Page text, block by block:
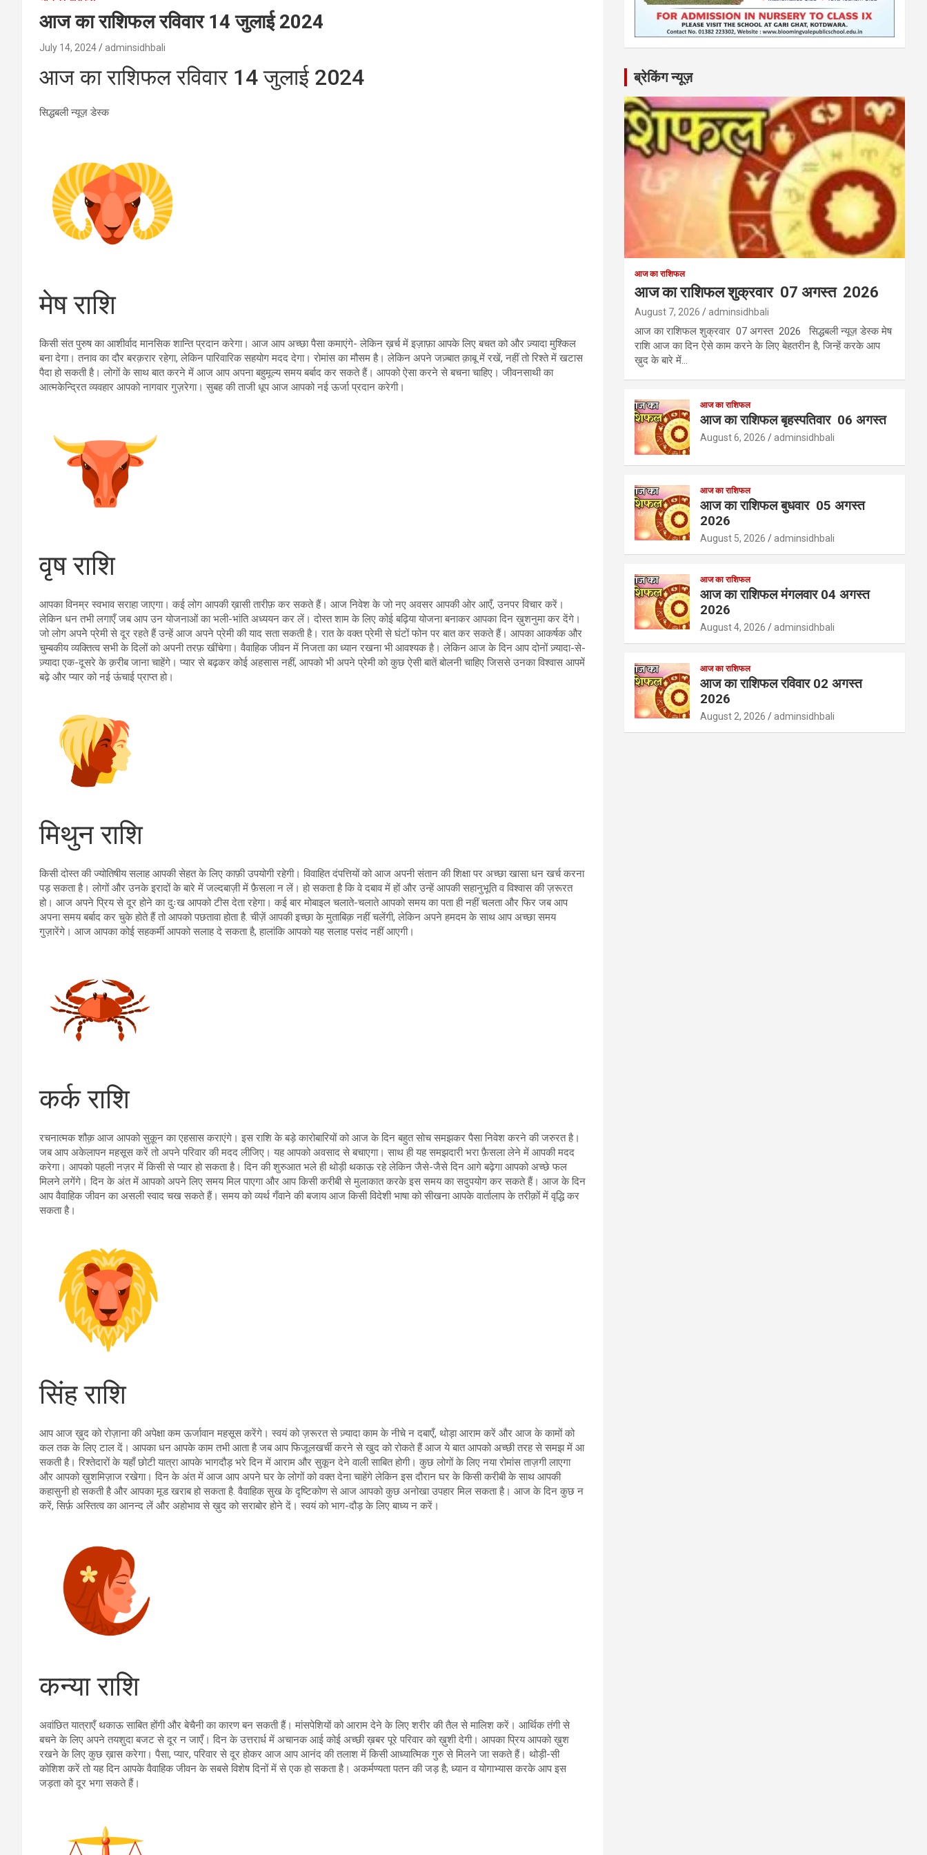
आज का राशिफल रविवार 14 जुलाई 2024
July 14, 2024 adminsidhbali
आज का राशिफल रविवार 14 जुलाई 2024
सिद्धबली न्यूज़ डेस्क
मेष राशि
किसी संत पुरुष का आशीर्वाद मानसिक शान्ति प्रदान करेगा। आज आप अच्छा पैसा कमाएंगे- लेकिन ख़र्च में इज़ाफ़ा आपके लिए बचत को और ज़्यादा मुश्किल
बना देगा। तनाव का दौर बरक़रार रहेगा, लेकिन पारिवारिक सहयोग मदद देगा। रोमांस का मौसम है। लेकिन अपने जज़्बात क़ाबू में रखें, नहीं तो रिश्ते में खटास
पैदा हो सकती है। लोगों के साथ बात करने में आज आप अपना बहुमूल्य समय बर्बाद कर सकते हैं। आपको ऐसा करने से बचना चाहिए। जीवनसाथी का
आत्मकेन्द्रित व्यवहार आपको नागवार गुज़रेगा। सुबह की ताजी धूप आज आपको नई ऊर्जा प्रदान करेगी।
वृष राशि
आपका विनम्र स्वभाव सराहा जाएगा। कई लोग आपकी ख़ासी तारीफ़ कर सकते हैं। आज निवेश के जो नए अवसर आपकी ओर आएँ, उनपर विचार करें।
लेकिन धन तभी लगाएँ जब आप उन योजनाओं का भली-भांति अध्ययन कर लें। दोस्त शाम के लिए कोई बढ़िया योजना बनाकर आपका दिन ख़ुशनुमा कर देंगे।
जो लोग अपनेे प्रेमी से दूर रहते हैं उन्हें आज अपने प्रेमी की याद सता सकती है। रात के वक्त प्रेमी से घंटों फोन पर बात कर सकते हैं। आपका आकर्षक और
चुम्बकीय व्यक्तित्व सभी के दिलों को अपनी तरफ़ खींचेगा। वैवाहिक जीवन में निजता का ध्यान रखना भी आवश्यक है। लेकिन आज के दिन आप दोनों ज़्यादा-से-
ज़्यादा एक-दूसरे के क़रीब जाना चाहेंगे। प्यार से बढ़कर कोई अहसास नहीं, आपको भी अपने प्रेमी को कुछ ऐसी बातें बोलनी चाहिए जिससे उनका विश्वास आपमें
बढ़े और प्यार को नई ऊंचाई प्राप्त हो।
मिथुन राशि
किसी दोस्त की ज्योतिषीय सलाह आपकी सेहत के लिए काफ़ी उपयोगी रहेगी। विवाहित दंपत्तियों को आज अपनी संतान की शिक्षा पर अच्छा खासा धन खर्च करना
पड़ सकता है। लोगों और उनके इरादों के बारे में जल्दबाज़ी में फ़ैसला न लें। हो सकता है कि वे दबाव में हों और उन्हें आपकी सहानुभूति व विश्वास की ज़रूरत
हो। आज अपने प्रिय से दूर होने का दुःख आपको टीस देता रहेगा। कई बार मोबाइल चलाते-चलाते आपको समय का पता ही नहीं चलता और फिर जब आप
अपना समय बर्बाद कर चुके होते हैं तो आपको पछतावा होता है. चीज़ें आपकी इच्छा के मुताबिक़ नहीं चलेंगी, लेकिन अपने हमदम के साथ आप अच्छा समय
गुज़ारेंगे। आज आपका कोई सहकर्मी आपको सलाह दे सकता है, हालांकि आपको यह सलाह पसंद नहीं आएगी।
कर्क राशि
रचनात्मक शौक़ आज आपको सुक़ून का एहसास कराएंगे। इस राशि के बड़े कारोबारियों को आज के दिन बहुत सोच समझकर पैसा निवेश करने की जरुरत है।
जब आप अकेलापन महसूस करें तो अपने परिवार की मदद लीजिए। यह आपको अवसाद से बचाएगा। साथ ही यह समझदारी भरा फ़ैसला लेने में आपकी मदद
करेगा। आपको पहली नज़र में किसी से प्यार हो सकता है। दिन की शुरुआत भले ही थोड़ी थकाऊ रहे लेकिन जैसे-जैसे दिन आगे बढ़ेगा आपको अच्छे फल
मिलने लगेंगे। दिन के अंत में आपको अपने लिए समय मिल पाएगा और आप किसी करीबी से मुलाकात करके इस समय का सदुपयोग कर सकते हैं। आज के दिन
आप वैवाहिक जीवन का असली स्वाद चख सकते हैं। समय को व्यर्थ गँवाने की बजाय आज किसी विदेशी भाषा को सीखना आपके वार्तालाप के तरीक़ों में वृद्धि कर
सकता है।
सिंह राशि
आप आज ख़ुद को रोज़ाना की अपेक्षा कम ऊर्जावान महसूस करेंगे। स्वयं को ज़रूरत से ज़्यादा काम के नीचे न दबाएँ, थोड़ा आराम करें और आज के कामों को
कल तक के लिए टाल दें। आपका धन आपके काम तभी आता है जब आप फिजूलखर्ची करने से खुद को रोकते हैं आज ये बात आपको अच्छी तरह से समझ में आ
सकती है। रिश्तेदारों के यहाँ छोटी यात्रा आपके भागदौड़ भरे दिन में आराम और सुकून देने वाली साबित होगी। कुछ लोगों के लिए नया रोमांस ताज़गी लाएगा
और आपको ख़ुशमिज़ाज रखेगा। दिन के अंत में आज आप अपने घर के लोगों को वक्त देना चाहेंगे लेकिन इस दौरान घर के किसी करीबी के साथ आपकी
कहासुनी हो सकती है और आपका मूड खराब हो सकता है. वैवाहिक सुख के दृष्टिकोण से आज आपको कुछ अनोखा उपहार मिल सकता है। आज के दिन कुछ न
करें, सिर्फ़ अस्तित्व का आनन्द लें और अहोभाव से ख़ुद को सराबोर होने दें। स्वयं को भाग-दौड़ के लिए बाध्य न करें।
कन्या राशि
अवांछित यात्राएँ थकाऊ साबित होंगी और बेचैनी का कारण बन सकती हैं। मांसपेशियों को आराम देने के लिए शरीर की तैल से मालिश करें। आर्थिक तंगी से
बचने के लिए अपने तयशुदा बजट से दूर न जाएँ। दिन के उत्तरार्ध में अचानक आई कोई अच्छी ख़बर पूरे परिवार को ख़ुशी देगी। आपका प्रिय आपको ख़ुश
रखने के लिए कुछ ख़ास करेगा। पैसा, प्यार, परिवार से दूर होकर आज आप आनंद की तलाश में किसी आध्यात्मिक गुरु से मिलने जा सकते हैं। थोड़ी-सी
कोशिश करें तो यह दिन आपके वैवाहिक जीवन के सबसे विशेष दिनों में से एक हो सकता है। अकर्मण्यता पतन की जड़ है; ध्यान व योगाभ्यास करके आप इस
जड़ता को दूर भगा सकते हैं।
ब्रेकिंग न्यूज़
आज का राशिफल
आज का राशिफल शुक्रवार 07 अगस्त 2026
August 7, 2026 adminsidhbali
आज का राशिफल शुक्रवार 07 अगस्त 2026 सिद्धबली न्यूज़ डेस्क मेष
राशि आज का दिन ऐसे काम करने के लिए बेहतरीन है, जिन्हें करके आप
ख़ुद के बारे में…
आज का राशिफल
आज का राशिफल बृहस्पतिवार 06 अगस्त
August 6, 2026 adminsidhbali
आज का राशिफल
आज का राशिफल बुधवार 05 अगस्त
2026
August 5, 2026 adminsidhbali
आज का राशिफल
आज का राशिफल मंगलवार 04 अगस्त
2026
August 4, 2026 adminsidhbali
आज का राशिफल
आज का राशिफल रविवार 02 अगस्त
2026
August 2, 2026 adminsidhbali